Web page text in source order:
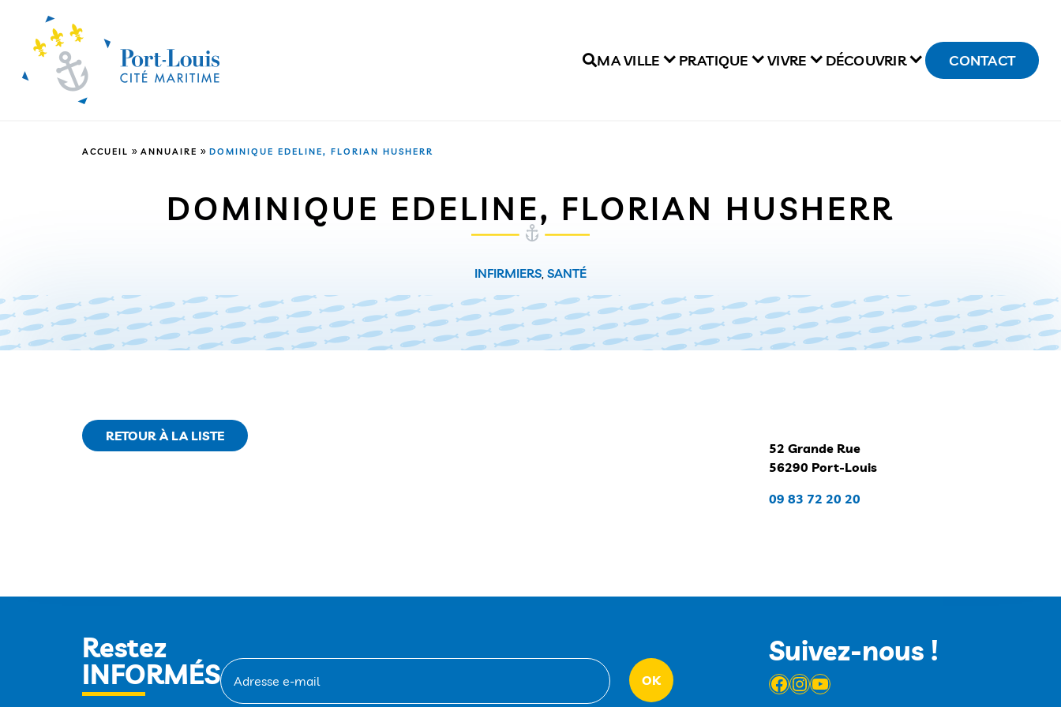
MA VILLE PRATIQUE VIVRE DÉCOUVRIR CONTACT
ACCUEIL » ANNUAIRE » DOMINIQUE EDELINE, FLORIAN HUSHERR
DOMINIQUE EDELINE, FLORIAN HUSHERR
INFIRMIERS, SANTÉ
RETOUR À LA LISTE
52 Grande Rue
56290 Port-Louis
09 83 72 20 20
Restez
INFORMÉS
Suivez-nous !
Facebook
Instagram
YouTube